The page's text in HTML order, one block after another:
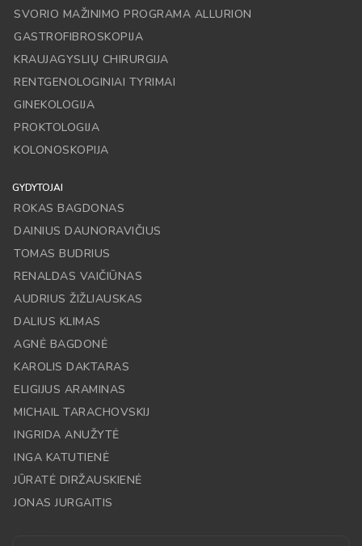
SVORIO MAŽINIMO PROGRAMA ALLURION
GASTROFIBROSKOPIJA
KRAUJAGYSLIŲ CHIRURGIJA
RENTGENOLOGINIAI TYRIMAI
GINEKOLOGIJA
PROKTOLOGIJA
KOLONOSKOPIJA
GYDYTOJAI
ROKAS BAGDONAS
DAINIUS DAUNORAVIČIUS
TOMAS BUDRIUS
RENALDAS VAIČIŪNAS
AUDRIUS ŽIŽLIAUSKAS
DALIUS KLIMAS
AGNĖ BAGDONĖ
KAROLIS DAKTARAS
ELIGIJUS ARAMINAS
MICHAIL TARACHOVSKIJ
INGRIDA ANUŽYTĖ
INGA KATUTIENĖ
JŪRATĖ DIRŽAUSKIENĖ
JONAS JURGAITIS